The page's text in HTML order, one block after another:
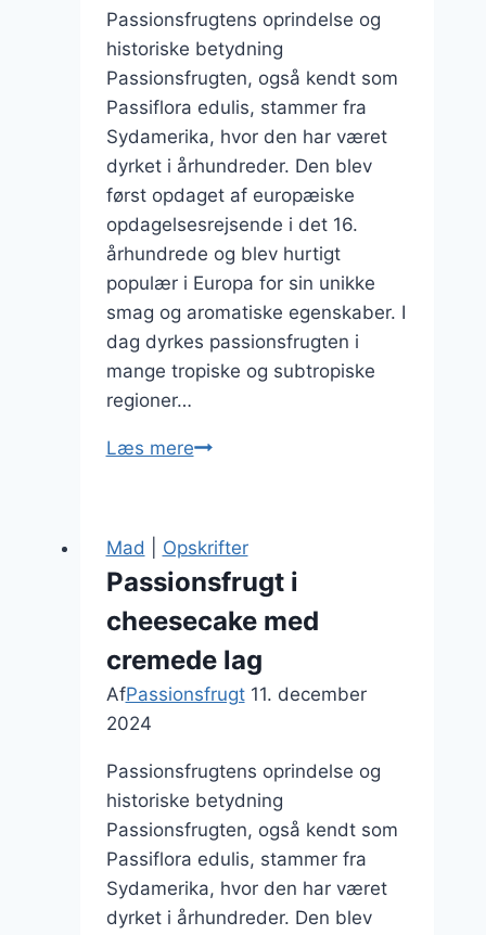
Passionsfrugtens oprindelse og
historiske betydning
Passionsfrugten, også kendt som
Passiflora edulis, stammer fra
Sydamerika, hvor den har været
dyrket i århundreder. Den blev
først opdaget af europæiske
opdagelsesrejsende i det 16.
århundrede og blev hurtigt
populær i Europa for sin unikke
smag og aromatiske egenskaber. I
dag dyrkes passionsfrugten i
mange tropiske og subtropiske
regioner…
Læs merePassionsfrugt
der
gæsterne
Mad Opskrifter
Passionsfrugt i
cheesecake med
cremede lag
AfPassionsfrugt 11. december
2024
Passionsfrugtens oprindelse og
historiske betydning
Passionsfrugten, også kendt som
Passiflora edulis, stammer fra
Sydamerika, hvor den har været
dyrket i århundreder. Den blev